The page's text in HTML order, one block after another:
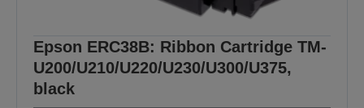
Epson ERC38B: Ribbon Cartridge TM-
U200/U210/U220/U230/U300/U375,
black